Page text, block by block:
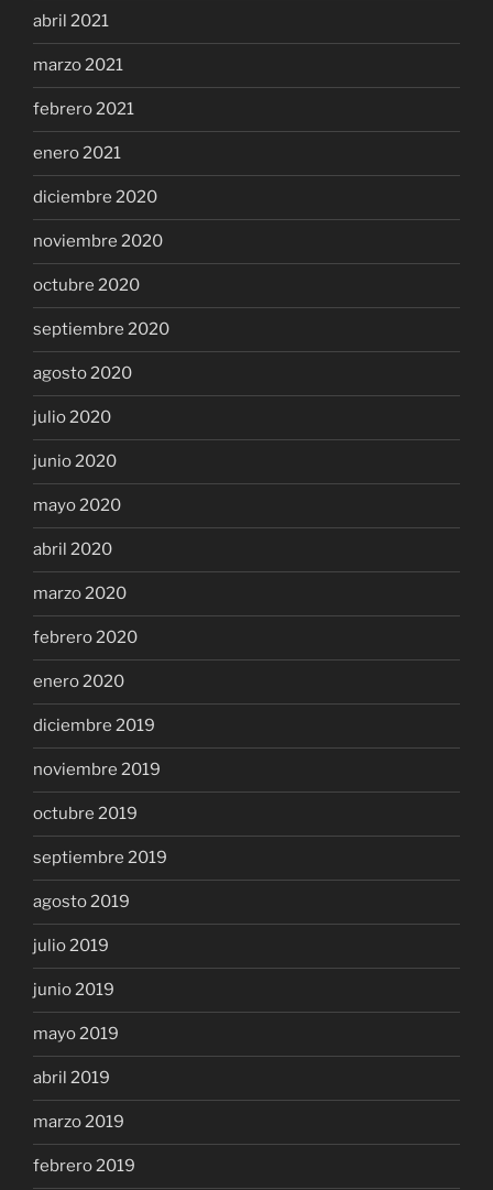
abril 2021
marzo 2021
febrero 2021
enero 2021
diciembre 2020
noviembre 2020
octubre 2020
septiembre 2020
agosto 2020
julio 2020
junio 2020
mayo 2020
abril 2020
marzo 2020
febrero 2020
enero 2020
diciembre 2019
noviembre 2019
octubre 2019
septiembre 2019
agosto 2019
julio 2019
junio 2019
mayo 2019
abril 2019
marzo 2019
febrero 2019